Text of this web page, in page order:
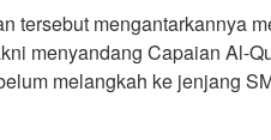
tersebut mengantarkannya
menyandang Capaian Al-
melangkah ke jenjang